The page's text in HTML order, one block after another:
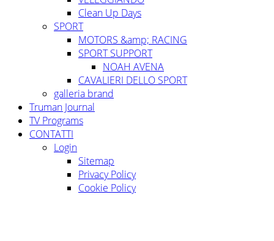
Clean Up Days
SPORT
MOTORS &amp; RACING
SPORT SUPPORT
NOAH AVENA
CAVALIERI DELLO SPORT
galleria brand
Truman Journal
TV Programs
CONTATTI
Login
Sitemap
Privacy Policy
Cookie Policy